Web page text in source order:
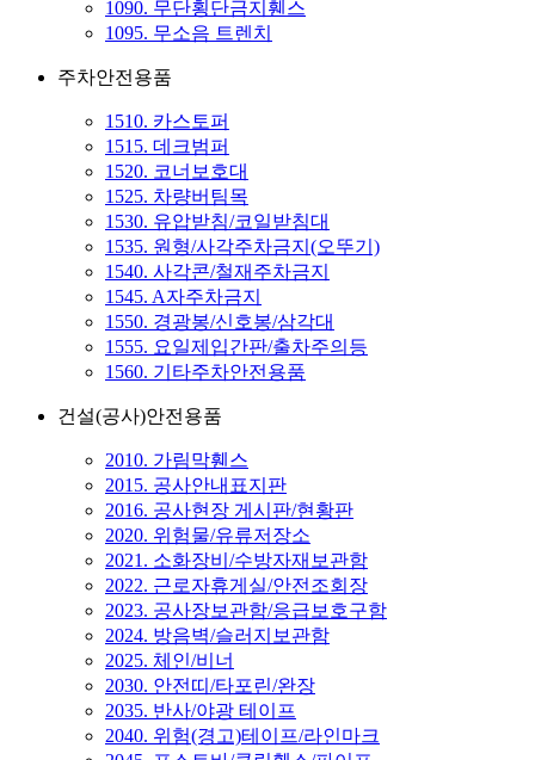
1090. 무단횡단금지휀스
1095. 무소음 트렌치
주차안전용품
1510. 카스토퍼
1515. 데크범퍼
1520. 코너보호대
1525. 차량버팀목
1530. 유압받침/코일받침대
1535. 원형/사각주차금지(오뚜기)
1540. 사각콘/철재주차금지
1545. A자주차금지
1550. 경광봉/신호봉/삼각대
1555. 요일제입간판/출차주의등
1560. 기타주차안전용품
건설(공사)안전용품
2010. 가림막휀스
2015. 공사안내표지판
2016. 공사현장 게시판/현황판
2020. 위험물/유류저장소
2021. 소화장비/수방자재보관함
2022. 근로자휴게실/안전조회장
2023. 공사장보관함/응급보호구함
2024. 방음벽/슬러지보관함
2025. 체인/비너
2030. 안전띠/타포린/완장
2035. 반사/야광 테이프
2040. 위험(경고)테이프/라인마크